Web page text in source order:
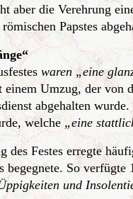
aber die Verehrung
Papstes
waren „eine
einem Umzug, der
abgehalten
welche „eine
des Festes erregte
begegnete. So
und